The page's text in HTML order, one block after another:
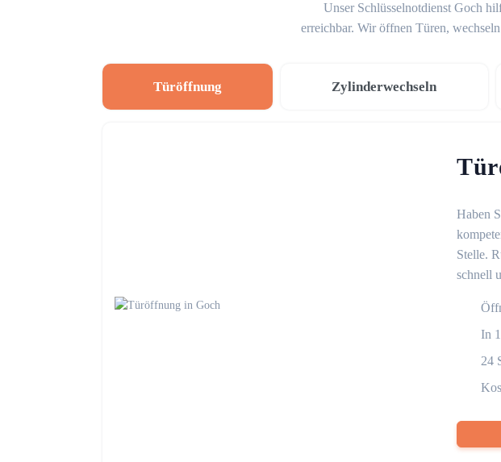
Unser Schlüsselnotdienst Goch
erreichbar. Wir öffnen Türen,
Türöffnung Zylinderwechseln
Haben
Stelle.
schnell
In
24